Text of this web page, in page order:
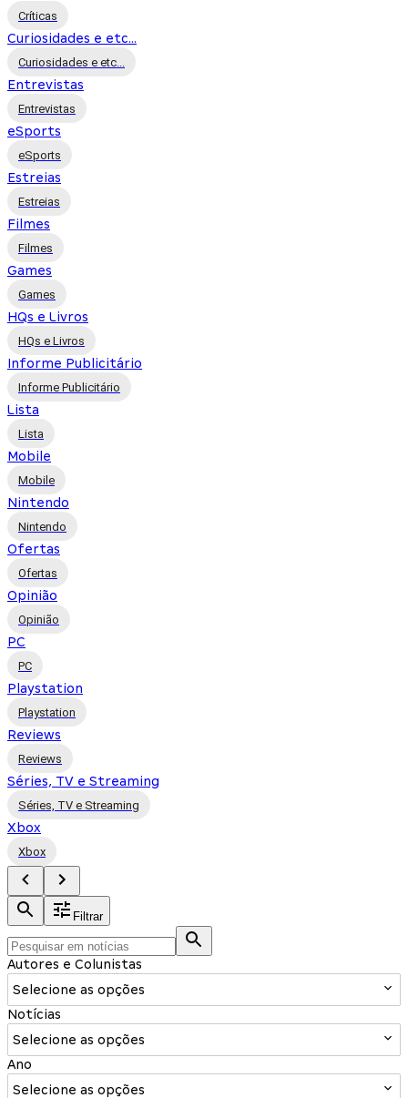
Críticas
Curiosidades e etc...
Curiosidades e etc...
Entrevistas
Entrevistas
eSports
eSports
Estreias
Estreias
Filmes
Filmes
Games
Games
HQs e Livros
HQs e Livros
Informe Publicitário
Informe Publicitário
Lista
Lista
Mobile
Mobile
Nintendo
Nintendo
Ofertas
Ofertas
Opinião
Opinião
PC
PC
Playstation
Playstation
Reviews
Reviews
Séries, TV e Streaming
Séries, TV e Streaming
Xbox
Xbox
Filtrar
Autores e Colunistas
Selecione as opções
Notícias
Selecione as opções
Ano
Selecione as opções